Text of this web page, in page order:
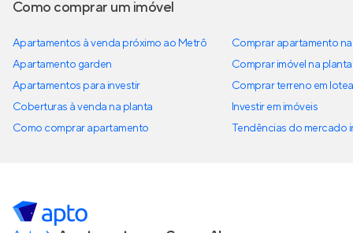
Como comprar um imóvel
Apartamentos à venda próximo ao Metrô
Apartamento garden
Apartamentos para investir
Coberturas à venda na planta
Como comprar apartamento
Comprar apartamento
Comprar imóvel na planta
Comprar terreno em
Investir em imóveis
Tendências do mercado